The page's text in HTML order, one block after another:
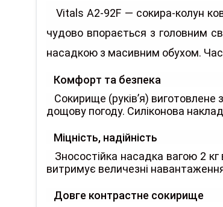
Vitals A2-92F — сокира-колун
чудово впорається з головним
насадкою з масивним обухом.
Комфорт та безпека
Сокирище (руків’я) виготовлене
дощову погоду. Силіконова
Міцність, надійність
Зносостійка насадка вагою 2 кг
витримує величезні
Довге контрастне сокирище